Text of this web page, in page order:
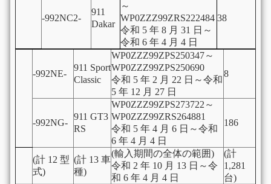
-992NC2-
911
Dakar
～
WP0ZZZ99ZRS222484
令和 5 年 8 月 31 日～
令和 6 年 4 月 4 日
38
-992NE-
911 Sport
Classic
WP0ZZZ99ZPS250347～
WP0ZZZ99ZPS250690
令和 5 年 2 月 22 日～令和
5 年 12 月 27 日
8
-992NG-
911 GT3
RS
WP0ZZZ99ZPS273722 ～
WP0ZZZ99ZRS264881
令和 5 年 4 月 6 日～令和
6 年 4 月 4 日
186
(計 12 型
式)
(計 13 車
種)
(輸入期間の全体の範囲)
令和 2 年 10 月 13 日～令
和 6 年 4 月 4 日
(計
1,281
台)